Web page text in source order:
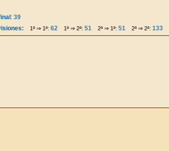
: 39
1ª ⇒ 1ª: 62 1ª ⇒ 2ª: 51 2ª ⇒ 1ª: 51 2ª ⇒ 2ª: 133